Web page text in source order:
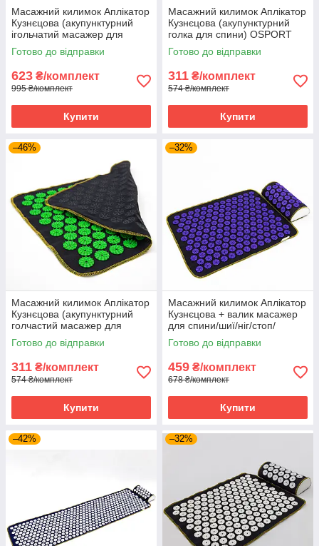
Масажний килимок Аплікатор
Кузнєцова (акупунктурний
ігольчатий масажер для
спини) OSPORT Lite 145 (apl-
010) Синьо-білий
Готово до відправки
623 ₴/комплект
995 ₴/комплект
Купити
Масажний килимок Аплікатор
Кузнєцова (акупунктурний
голка для спини) OSPORT
Lite 50 (apl-004) Чорно-
фіолетовий
Готово до відправки
311 ₴/комплект
574 ₴/комплект
Купити
–46%
Масажний килимок Аплікатор
Кузнєцова (акупунктурний
голчастий масажер для
спини) OSPORT Lite 50 (apl-
004) Чорно-зелений
Готово до відправки
311 ₴/комплект
574 ₴/комплект
Купити
–32%
Масажний килимок Аплікатор
Кузнєцова + валик масажер
для спини/шиї/ніг/стоп/
голови/тіла OSPORT (n-0002)
Чорно-фіолетовий
Готово до відправки
459 ₴/комплект
678 ₴/комплект
Купити
–42% –32%